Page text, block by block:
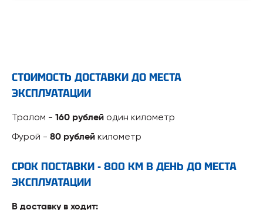
СТОИМОСТЬ ДОСТАВКИ ДО МЕСТА
ЭКСПЛУАТАЦИИ
Тралом - 160 рублей один километр
Фурой - 80 рублей километр
СРОК ПОСТАВКИ - 800 КМ В ДЕНЬ ДО МЕСТА
ЭКСПЛУАТАЦИИ
В доставку в ходит: